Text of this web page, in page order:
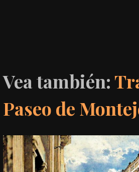
Vea también:
Paseo de